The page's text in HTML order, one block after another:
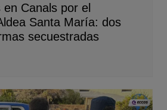
en Canals por el
Santa María: dos
secuestradas